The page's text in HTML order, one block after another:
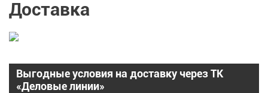
Доставка
Выгодные условия на доставку через ТК
«Деловые линии»